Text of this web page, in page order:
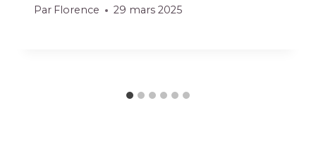
Par Florence 29 mars 2025